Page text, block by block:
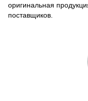
оригинальная
поставщиков.